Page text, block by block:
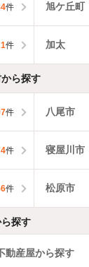
件 旭ケ丘町
1件 加太
ら探す
件 八尾市
件 寝屋川市
件 松原市
探す
動産屋から探す